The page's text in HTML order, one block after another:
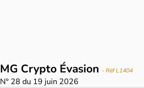
MG Crypto Évasion - Réf L1404
N° 28 du 19 juin 2026